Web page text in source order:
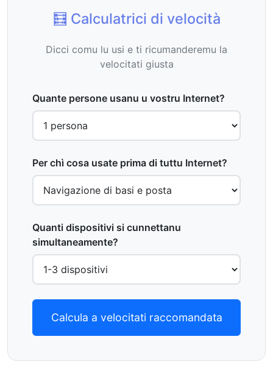
🧮 Calculatrici di velocità
Dicci comu lu usi e ti ricumanderemu la
velocitati giusta
Quante persone usanu u vostru Internet?
Per chì cosa usate prima di tuttu Internet?
Quanti dispositivi si cunnettanu
simultaneamente?
Calcula a velocitati raccomandata